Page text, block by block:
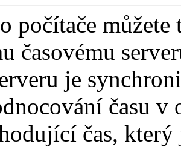
počítače
časovému
je
času v
čas, který